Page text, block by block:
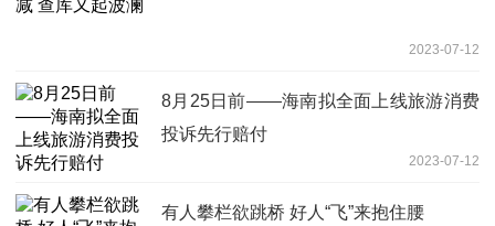
2023-07-12
8月25日前——海南拟全面上线旅游消费
投诉先行赔付
2023-07-12
有人攀栏欲跳桥 好人“飞”来抱住腰